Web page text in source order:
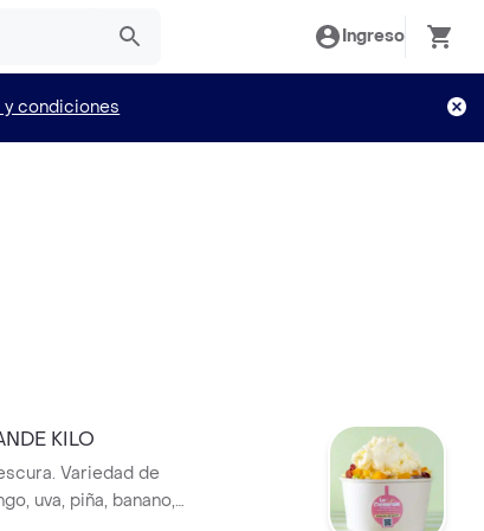
Ingreso
y condiciones
KILO
Variedad de
uva, piña, banano,